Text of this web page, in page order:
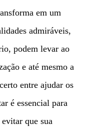
em um
admiráveis,
podem levar ao
e até mesmo a
entre ajudar os
é essencial para
que sua